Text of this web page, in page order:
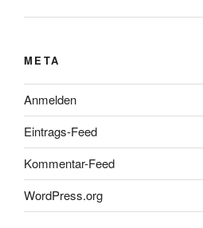
META
Anmelden
Eintrags-Feed
Kommentar-Feed
WordPress.org